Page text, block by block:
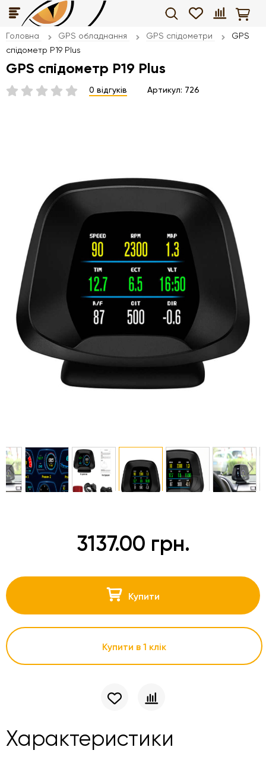
Головна GPS обладнання GPS спідометри
GPS
спідометр P19 Plus
GPS спідометр P19 Plus
0 відгуків Артикул: 726
3137.00 грн.
Купити
Купити в 1 клік
Характеристики